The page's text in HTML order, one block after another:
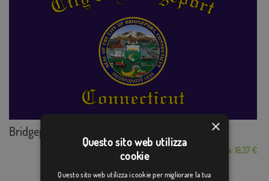
Bridgeport, Connec...
Da: 18,37 €
×
Questo sito web utilizza
cookie
Questo sito web utilizza i cookie per migliorare la tua